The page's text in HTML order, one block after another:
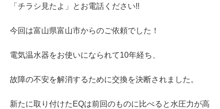
「チラシ見たよ」とお電話ください!!
今回は富山県富山市からのご依頼でした！
電気温水器をお使いになられて10年経ち、
故障の不安を解消するために交換を決断されました。
新たに取り付けたEQは前回のものに比べると水圧力が高